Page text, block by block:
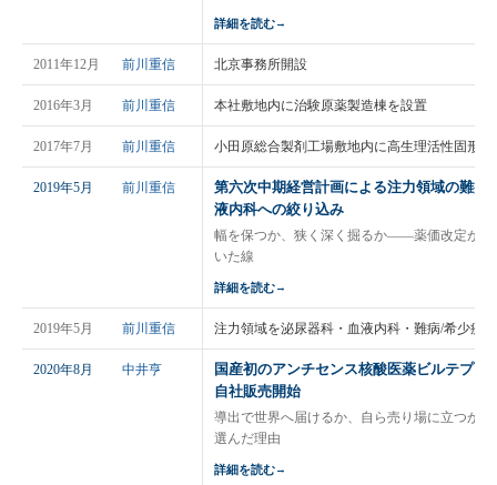
詳細を読む→
2011年12月 前川重信 北京事務所開設
2016年3月 前川重信 本社敷地内に治験原薬製造棟を設置
2017年7月 前川重信 小田原総合製剤工場敷地内に高生理活性固形製
2019年5月 前川重信
第六次中期経営計画による注力領域の難病
液内科への絞り込み
幅を保つか、狭く深く掘るか——薬価改定が続
いた線
詳細を読む→
2019年5月 前川重信 注力領域を泌尿器科・血液内科・難病/希少疾
2020年8月 中井亨
国産初のアンチセンス核酸医薬ビルテプソ
自社販売開始
導出で世界へ届けるか、自ら売り場に立つか
選んだ理由
詳細を読む→